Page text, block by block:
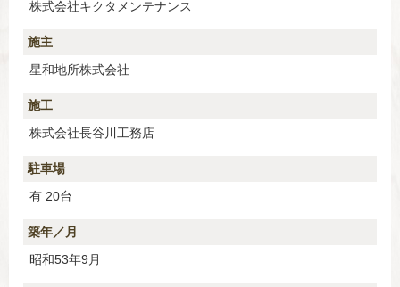
株式会社キクタメンテナンス
施主
星和地所株式会社
施工
株式会社長谷川工務店
駐車場
有 20台
築年／月
昭和53年9月